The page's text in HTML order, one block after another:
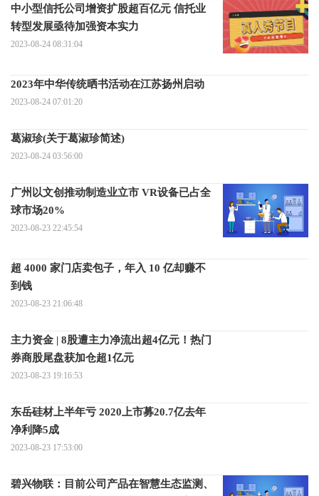
中小型信托公司增资扩股超百亿元 信托业
转型发展亟待加强资本实力
2023-08-24 08:31:04
2023年中华传统晒书活动在江苏扬州启动
2023-08-24 07:01:20
葛淑珍(关于葛淑珍简述)
2023-08-24 03:56:00
广州以文创推动制造业立市 VR设备已占全
球市场20%
2023-08-23 22:45:54
超 4000 家门店卖包子，年入 10 亿却赚不
到钱
2023-08-23 21:06:48
主力资金 | 8股遭主力净流出超4亿元！热门
券商股尾盘获加仓超1亿元
2023-08-23 19:16:53
东岳硅材上半年亏 2020上市募20.7亿去年
净利降5成
2023-08-23 17:53:00
碧兴物联：目前公司产品在智慧生态监测、